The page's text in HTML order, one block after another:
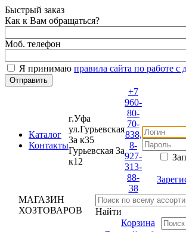
Быстрый заказ
Как к Вам обращаться?
Моб. телефон
Я принимаюправила сайта по работе с
Каталог
Контакты
г.Уфа
ул.Гурьевская
3а к35
Гурьевская 3а
к12
+7
960-
80-
70-
838,
8-
927-
313-
88-
38
МАГАЗИН
ХОЗТОВАРОВ
Найти
Корзина